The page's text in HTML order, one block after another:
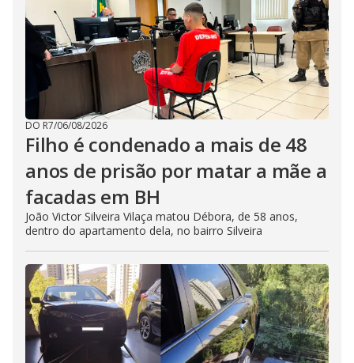
DO R7/06/08/2026
Filho é condenado a mais de 48
anos de prisão por matar a mãe a
facadas em BH
João Victor Silveira Vilaça matou Débora, de 58 anos,
dentro do apartamento dela, no bairro Silveira